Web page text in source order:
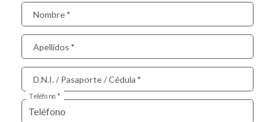
Nombre
Apellidos
D.N.I. / Pasaporte / Cédula
Teléfono